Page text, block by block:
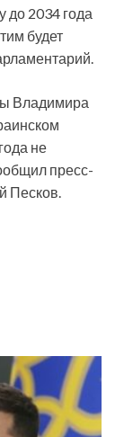
до 2034 года
будет
Владимира
не
пресс-
Песков.